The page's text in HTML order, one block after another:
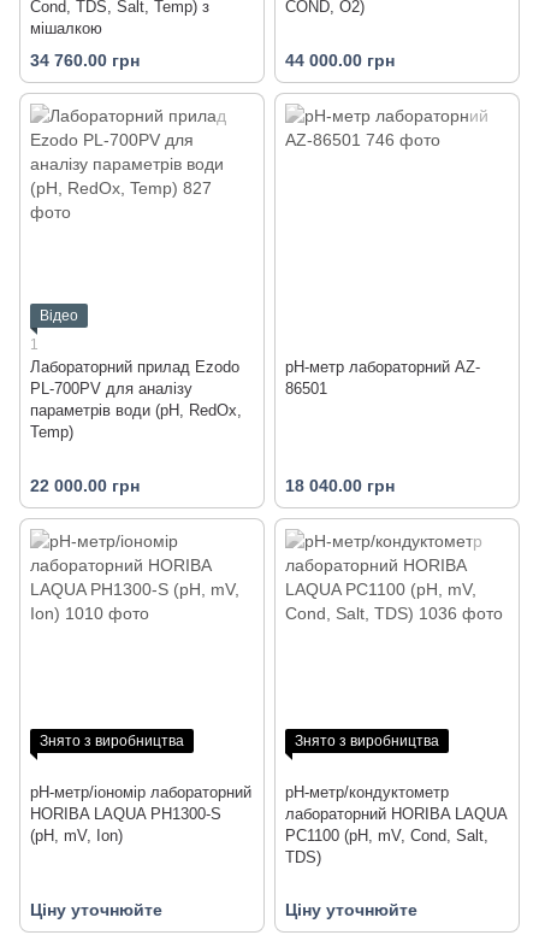
Cond, TDS, Salt, Temp) з
мішалкою
34 760.00 грн
COND, O2)
44 000.00 грн
Відео
1
Лабораторний прилад Ezodo
PL-700PV для аналізу
параметрів води (рН, RedOx,
Temp)
22 000.00 грн
pH-метр лабораторний AZ-
86501
18 040.00 грн
Знято з виробництва
pH-метр/іономір лабораторний
HORIBA LAQUA PH1300-S
(pH, mV, Ion)
Ціну уточнюйте
Знято з виробництва
pH-метр/кондуктометр
лабораторний HORIBA LAQUA
PC1100 (pH, mV, Cond, Salt,
TDS)
Ціну уточнюйте